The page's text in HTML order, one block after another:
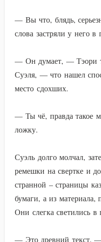
— Вы что, блядь,
слова застряли у него в
— Он думает, — Тэори
Суэля, — что нашел
место сдохших.
— Ты чё, правда такое
ложку.
Суэль долго молчал,
ремешки на свертке и
странной – страницы
бумаги, а из
Они слегка светились в
— Это древний текст,